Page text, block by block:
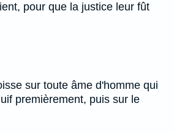
pour que la justice leur fût
sur toute âme d'homme qui
premièrement, puis sur le